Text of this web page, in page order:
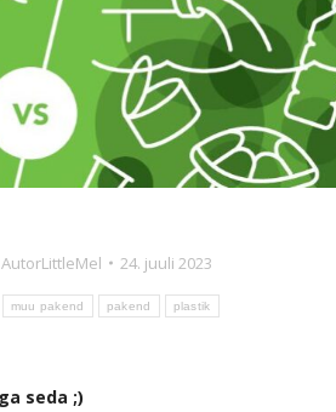
AutorLittleMel 24. juuli 2023
muu pakend pakend plastik
seda ;)